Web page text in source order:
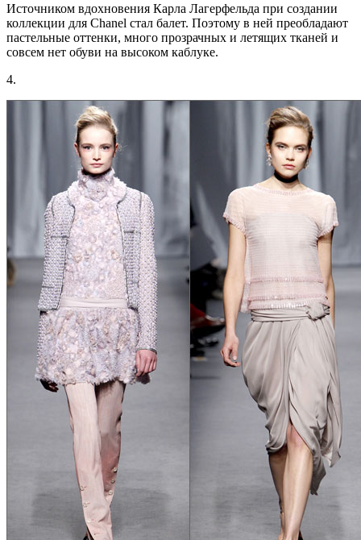
Источником вдохновения Карла Лагерфельда при создании
коллекции для Chanel стал балет. Поэтому в ней преобладают
пастельные оттенки, много прозрачных и летящих тканей и
совсем нет обуви на высоком каблуке.
4.